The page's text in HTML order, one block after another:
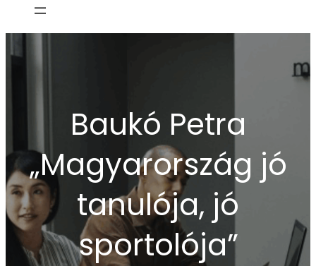
Baukó Petra
„Magyarország jó
tanulója, jó
sportolója”